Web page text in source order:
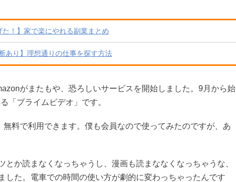
！】家で楽にやれる副業まとめ
あり】理想通りの仕事を探す方法
がまたもや、恐ろしいサービスを開始しました。9月から始
「プライムビデオ」です。
無料で利用できます。僕も会員なので使ってみたのですが、あ
とか読まなくなっちゃうし、漫画も読まななくなっちゃうな、
した。電車での時間の使い方が劇的に変わっちゃったんです